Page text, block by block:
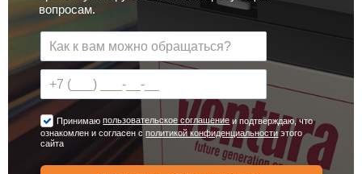
вопросам.
Принимаюпользовательское соглашение и подтверждаю, что
ознакомлен и согласен сполитикой конфиденциальностиэтого
сайта